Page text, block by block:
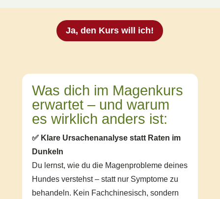
Ja, den Kurs will ich!
Was dich im Magenkurs
erwartet – und warum
es wirklich anders ist:
✅ Klare Ursachenanalyse statt Raten im
Dunkeln
Du lernst, wie du die Magenprobleme deines
Hundes verstehst – statt nur Symptome zu
behandeln. Kein Fachchinesisch, sondern